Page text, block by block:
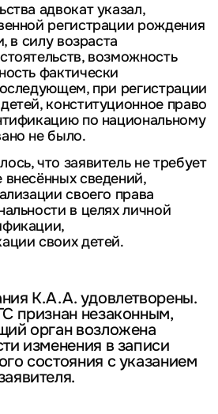
адвокат указал,
регистрации рождения
в силу возраста
возможность
фактически
при регистрации
конституционное право
по национальному
не было.
что заявитель не требует
внесённых сведений,
своего права
в целях личной
своих детей.
К.А.А. удовлетворены.
признан незаконным,
орган возложена
изменения в записи
состояния с указанием